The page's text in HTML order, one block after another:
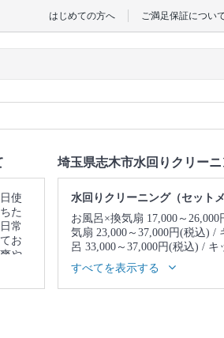
はじめての方へ ご満足保証につい
使
た
常
お
や
範
埼玉県志木市水回りクリー
水回りクリーニング（セットメ
お風呂×換気扇 17,000～26,000
気扇 23,000～37,000円(税込)
呂 33,000～37,000円(税込)
キ
×トイレ 39,000～43,000円(税込)
お風呂×トイレ×洗面所 43,000
すべてを表示する